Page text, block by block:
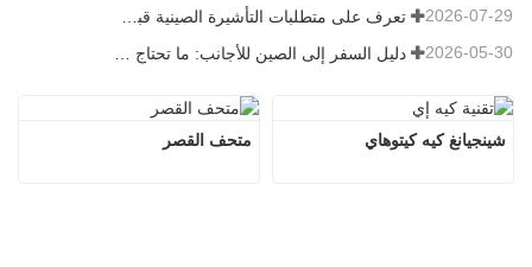
2026-07-29
دليل السفر إلى الصين للأجانب: ما تحتاج معرفته قبل الزيارة 2026-05-30
متحف القصر شينجيانغ كيه كيتوهاي